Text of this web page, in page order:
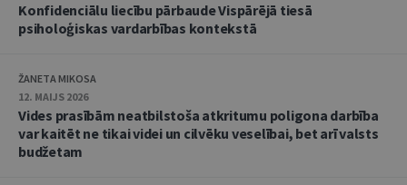
Konfidenciālu liecību pārbaude Vispārējā tiesā
psiholoģiskas vardarbības kontekstā
ŽANETA MIKOSA
12. MAIJS 2026
Vides prasībām neatbilstoša atkritumu poligona darbība
var kaitēt ne tikai videi un cilvēku veselībai, bet arī valsts
budžetam